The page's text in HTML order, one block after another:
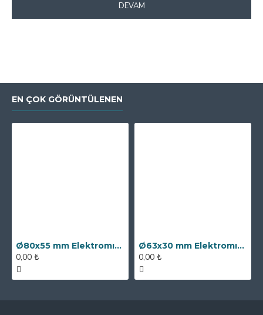
DEVAM
EN ÇOK GÖRÜNTÜLENEN
Ø80x55 mm Elektromıknatıs - 250 kg Çekim Gücü
0,00 ₺
Ø63x30 mm Elektromıknatıs - 100 kg Çekim Gücü
0,00 ₺